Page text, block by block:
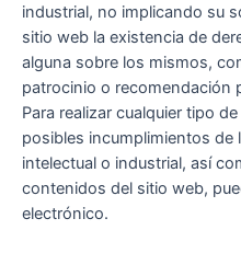
industrial, no implicando su
sitio web la existencia de
alguna sobre los mismos,
patrocinio o recomendación
Para realizar cualquier tipo
posibles incumplimientos
intelectual o industrial, así
contenidos del sitio web,
electrónico.